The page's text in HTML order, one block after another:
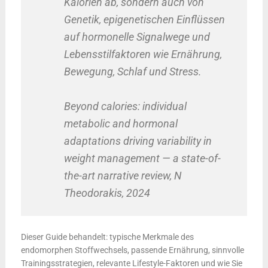
Genetik, epigenetischen Einflüssen
auf hormonelle Signalwege und
Lebensstilfaktoren wie Ernährung,
Bewegung, Schlaf und Stress.
Beyond calories: individual
metabolic and hormonal
adaptations driving variability in
weight management — a state-of-
the-art narrative review, N
Theodorakis, 2024
Dieser Guide behandelt: typische Merkmale des
endomorphen Stoffwechsels, passende Ernährung, sinnvolle
Trainingsstrategien, relevante Lifestyle-Faktoren und wie Sie